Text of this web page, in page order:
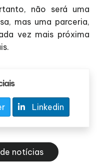
não será uma
mas uma parceria,
vez mais próxima
Linkedin
notícias